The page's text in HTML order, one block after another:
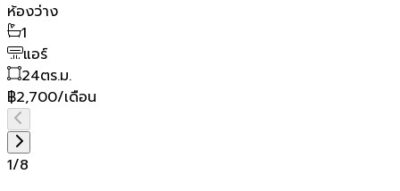
ห้องว่าง
1
แอร์
24ตร.ม.
฿2,700/เดือน
1/8